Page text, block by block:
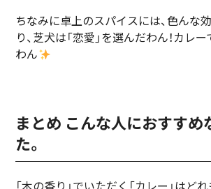
ちなみに卓上のスパイスには、色んな
り、芝犬は「恋愛」を選んだわん！カレ
わん
まとめ こんな人におすすめ
た。